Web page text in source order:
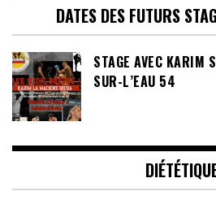
DATES DES FUTURS
STAGE AVEC KARIM
SUR-L’EAU 54